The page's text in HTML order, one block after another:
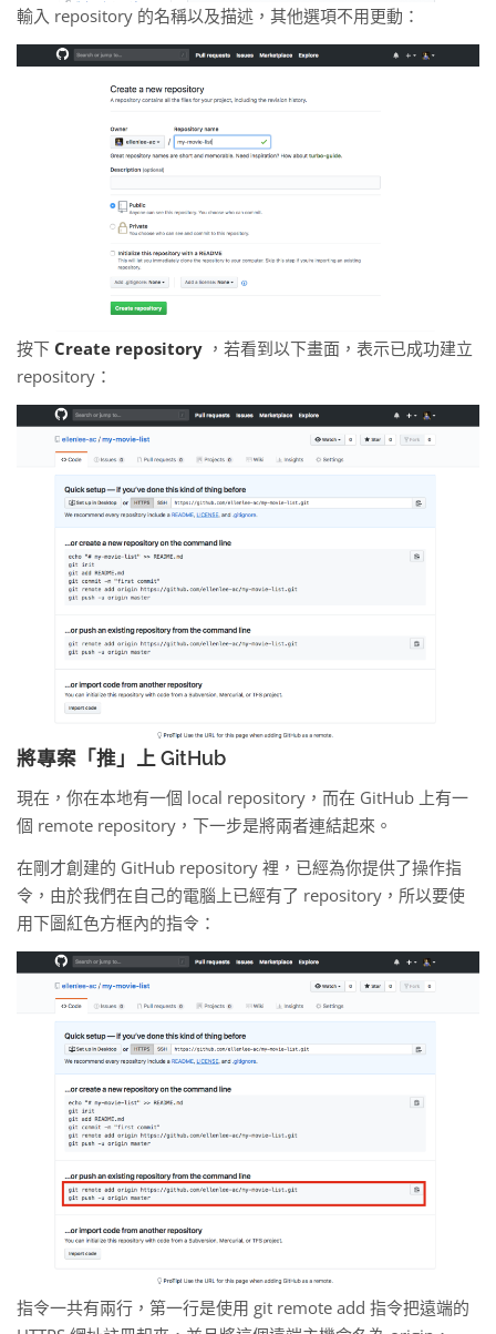
輸入 repository 的名稱以及描述，其他選項不用更動：
按下 Create repository ，若看到以下畫面，表示已成功建立
repository：
將專案「推」上 GitHub
現在，你在本地有一個 local repository，而在 GitHub 上有一
個 remote repository，下一步是將兩者連結起來。
在剛才創建的 GitHub repository 裡，已經為你提供了操作指
令，由於我們在自己的電腦上已經有了 repository，所以要使
用下圖紅色方框內的指令：
指令一共有兩行，第一行是使用 git remote add 指令把遠端的